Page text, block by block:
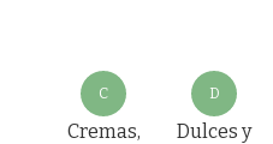
C
Cremas,
D
Dulces y